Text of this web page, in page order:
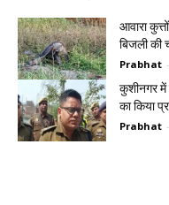
आवारा
बिजली
Prabhat -
कुशीनगर में
का किया
Prabhat -